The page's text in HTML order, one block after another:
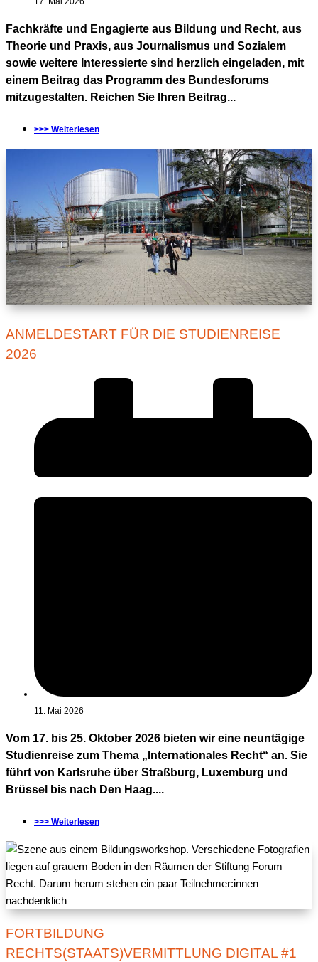
Fachkräfte und Engagierte aus Bildung und Recht, aus
Theorie und Praxis, aus Journalismus und Sozialem
sowie weitere Interessierte sind herzlich eingeladen, mit
einem Beitrag das Programm des Bundesforums
mitzugestalten. Reichen Sie Ihren Beitrag...
>>> Weiterlesen
ANMELDESTART FÜR DIE STUDIENREISE
2026
11. Mai 2026
Vom 17. bis 25. Oktober 2026 bieten wir eine neuntägige
Studienreise zum Thema „Internationales Recht“ an. Sie
führt von Karlsruhe über Straßburg, Luxemburg und
Brüssel bis nach Den Haag....
>>> Weiterlesen
FORTBILDUNG
RECHTS(STAATS)VERMITTLUNG DIGITAL #1